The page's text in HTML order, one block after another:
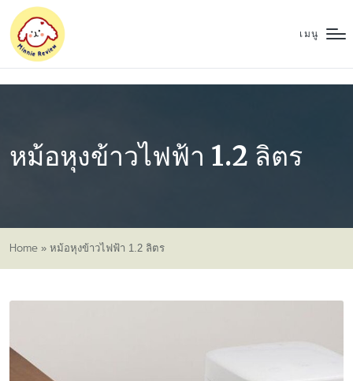
เมนู
หม้อหุงข้าวไฟฟ้า 1.2 ลิตร
Home » หม้อหุงข้าวไฟฟ้า 1.2 ลิตร